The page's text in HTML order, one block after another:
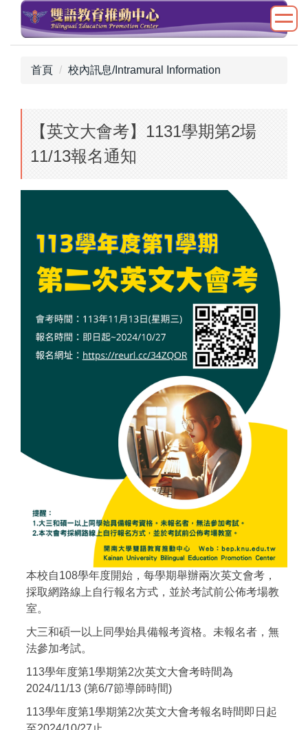
主
首頁 校內訊息/Intramural Information
【英文大會考】1131學期第2場
11/13報名通知
本校自108學年度開始，每學期舉辦兩次英文會考，
採取網路線上自行報名方式，並於考試前公佈考場教
室。
大三和碩一以上同學始具備報考資格。未報名者，無
法參加考試。
113學年度第1學期第2次英文大會考時間為
2024/11/13 (第6/7節導師時間)
113學年度第1學期第2次英文大會考報名時間即日起